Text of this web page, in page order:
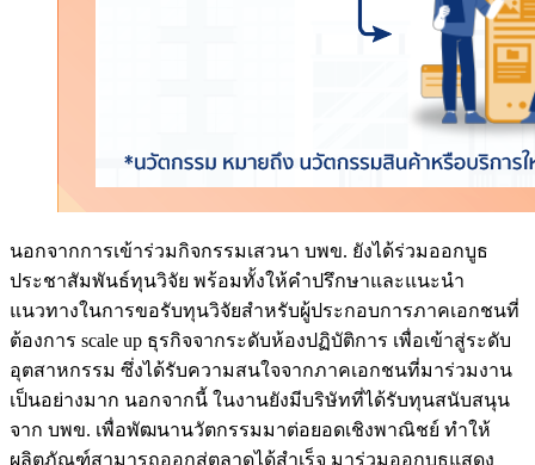
นอกจากการเข้าร่วมกิจกรรมเสวนา บพข. ยังได้ร่วมออกบูธ
ประชาสัมพันธ์ทุนวิจัย พร้อมทั้งให้คำปรึกษาและแนะนำ
แนวทางในการขอรับทุนวิจัยสำหรับผู้ประกอบการภาคเอกชนที่
ต้องการ scale up ธุรกิจจากระดับห้องปฏิบัติการ เพื่อเข้าสู่ระดับ
อุตสาหกรรม ซึ่งได้รับความสนใจจากภาคเอกชนที่มาร่วมงาน
เป็นอย่างมาก นอกจากนี้ ในงานยังมีบริษัทที่ได้รับทุนสนับสนุน
จาก บพข. เพื่อพัฒนานวัตกรรมมาต่อยอดเชิงพาณิชย์ ทำให้
ผลิตภัณฑ์สามารถออกสู่ตลาดได้สำเร็จ มาร่วมออกบูธแสดง